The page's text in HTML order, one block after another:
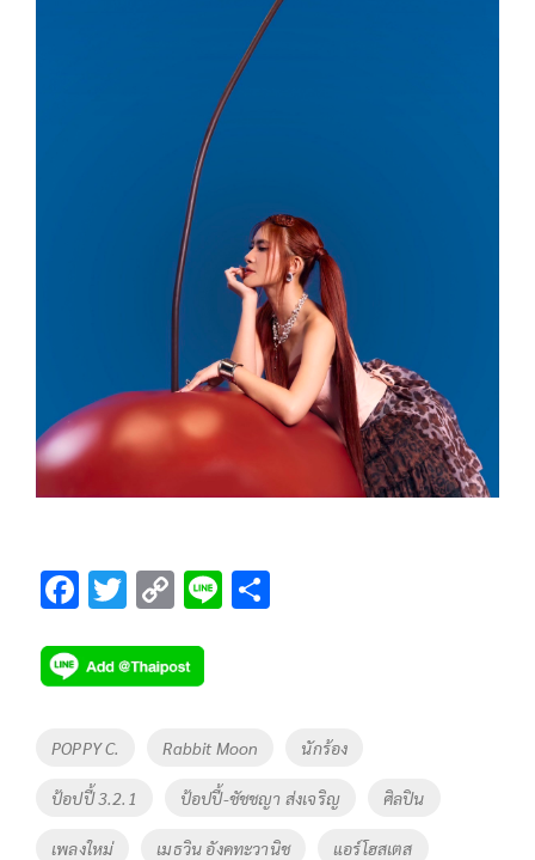
F
e
b
o
o
k
T
tt
er
C
p
y
Li
n
k
Li
Tags
POPPY C. Rabbit Moon นักร้อง
ป้อปปี้ 3.2.1 ป้อปปี้-ชัชชญา ส่งเจริญ ศิลปิน
เพลงใหม่ เมธวิน อังคทะวานิช แอร์โฮสเตส